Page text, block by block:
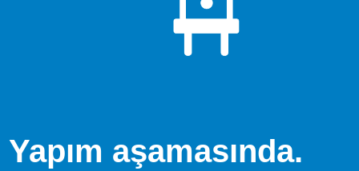
Yapım aşamasında.